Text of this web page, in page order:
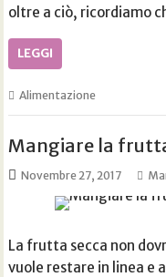
oltre a ciò, ricordiamo
LEGGI
Alimentazione
Mangiare la
Novembre 27, 2017
La frutta secca non
vuole restare in linea e